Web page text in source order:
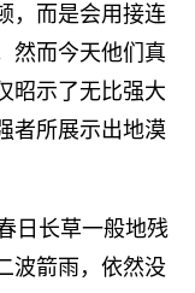
，而是会用接连
然而今天他们真
昭示了无比强大
者所展示出地漠
日长草一般地残
波箭雨，依然没